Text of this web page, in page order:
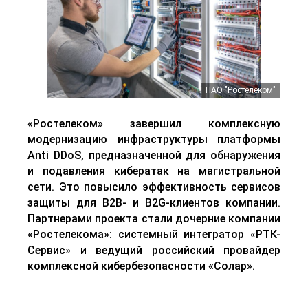
ПАО "Ростелеком"
«Ростелеком» завершил комплексную
модернизацию инфраструктуры платформы
Anti DDoS, предназначенной для обнаружения
и подавления кибератак на магистральной
сети. Это повысило эффективность сервисов
защиты для B2B- и B2G-клиентов компании.
Партнерами проекта стали дочерние компании
«Ростелекома»: системный интегратор «РТК-
Сервис» и ведущий российский провайдер
комплексной кибербезопасности «Солар».